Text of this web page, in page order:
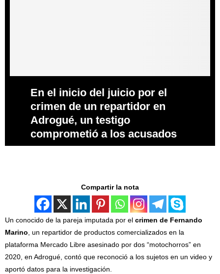
En el inicio del juicio por el
crimen de un repartidor en
Adrogué, un testigo
comprometió a los acusados
Compartir la nota
Un conocido de la pareja imputada por el crimen de Fernando
Marino, un repartidor de productos comercializados en la
plataforma Mercado Libre asesinado por dos “motochorros” en
2020, en Adrogué, contó que reconoció a los sujetos en un video y
aportó datos para la investigación.